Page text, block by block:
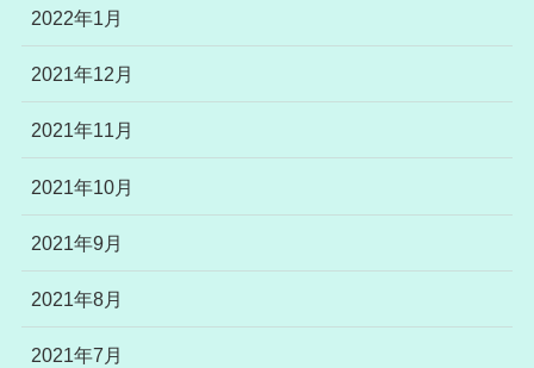
2022年1月
2021年12月
2021年11月
2021年10月
2021年9月
2021年8月
2021年7月